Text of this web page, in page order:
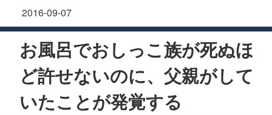
2016-09-07
お風呂でおしっこ族が死ぬほ
ど許せないのに、父親がして
いたことが発覚する